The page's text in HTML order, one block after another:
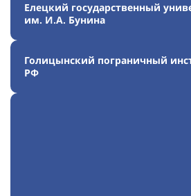
Елецкий государственный
им. И.А. Бунина
Голицынский пограничный
РФ